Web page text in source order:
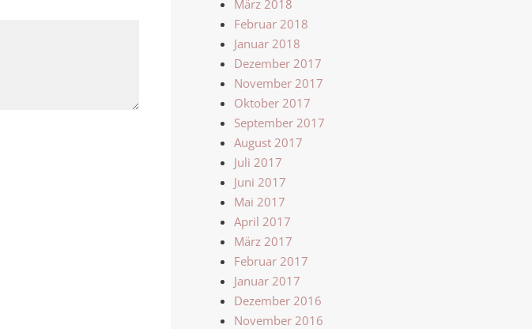
März 2018
Februar 2018
Januar 2018
Dezember 2017
November 2017
Oktober 2017
September 2017
August 2017
Juli 2017
Juni 2017
Mai 2017
April 2017
März 2017
Februar 2017
Januar 2017
Dezember 2016
November 2016